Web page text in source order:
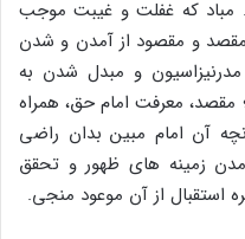
مباد که غفلت و غیبت موجب
و مقصود از آمدن و شدن
و مبدل شدن به
مقصد، معرفت امام حق، همراه
آن امام مبین بدان راضى
زمینه هاى ظهور و تحقق
استقبال از آن موعود منجى.